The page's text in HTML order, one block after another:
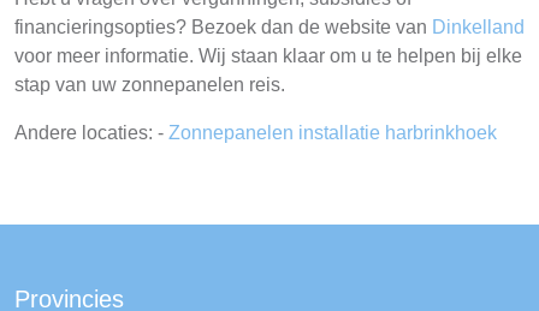
financieringsopties? Bezoek dan de website van Dinkelland
voor meer informatie. Wij staan klaar om u te helpen bij elke
stap van uw zonnepanelen reis.
Andere locaties: - Zonnepanelen installatie harbrinkhoek
Provincies